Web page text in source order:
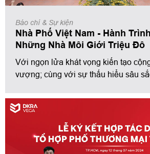
Báo chí & Sự kiện
Nhà Phố Việt Nam - Hành
Những Nhà Môi Giới Triệu Đô
Với ngọn lửa khát vọng kiến tạo
vượng; cùng với sự thấu hiểu sâu
Nam đang có những bước tiến
mẽ trên Hành trình hội tụ những nhà